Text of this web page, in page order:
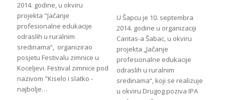
2014. godine, u okviru
projekta "Jačanje
profesionalne edukacije
odraslih u ruralnim
sredinama“, organizirao
posjetu Festivalu zimnice u
Koceljevi. Festival zimnice pod
nazivom "Kiselo i slatko -
najbolje…
U Šapcu je 10. septembra
2014. godine u organizaciji
Caritas-a Šabac, u okviru
projekta „Jačanje
profesionalne edukacije
odraslih u ruralnim
sredinama“, koji se realizuje
u okviru Drugog poziva IPA